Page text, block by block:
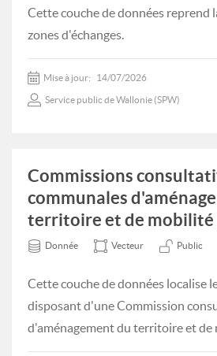
Cette couche de données reprend
zones d'échanges.
Mise à jour: 14/07/2026
Service public de Wallonie (SPW)
Commissions
communales
territoire et de mobilité
Donnée Vecteur Public
Cette couche de données localise
disposant d'une Commission
d'aménagement du territoire et de